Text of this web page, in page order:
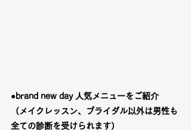
●brand new day 人気メニューをご紹介
（メイクレッスン、ブライダル以外は男性も
全ての診断を受けられます）